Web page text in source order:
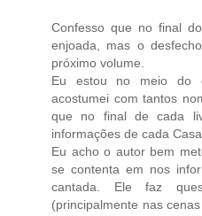
Confesso que no final
enjoada, mas o
próximo volume.
Eu estou no meio do
acostumei com tantos
que no final de cada
informações de cada
Eu acho o autor bem
se contenta em nos
cantada. Ele faz
(principalmente nas